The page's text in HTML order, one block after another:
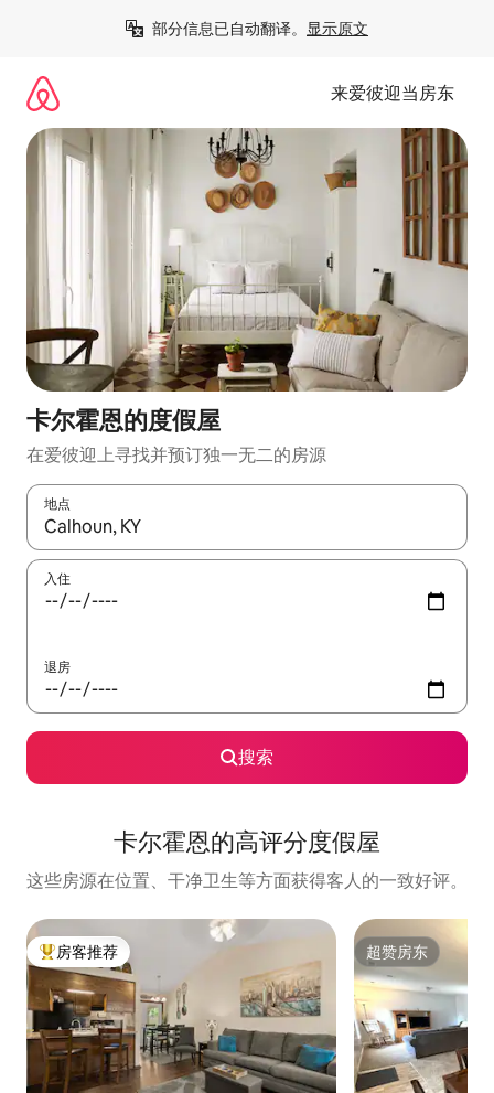
部分信息已自动翻译。 显示原文
来爱彼迎当房东
卡尔霍恩的度假屋
在爱彼迎上寻找并预订独一无二的房源
地点
如有搜索结果，请使用上下方向键查看，或通过点击或滑动手势
入住
退房
搜索
卡尔霍恩的高评分度假屋
这些房源在位置、干净卫生等方面获得客人的一致好评。
热门「房客推荐」
房客推荐 超赞房东
超赞房东